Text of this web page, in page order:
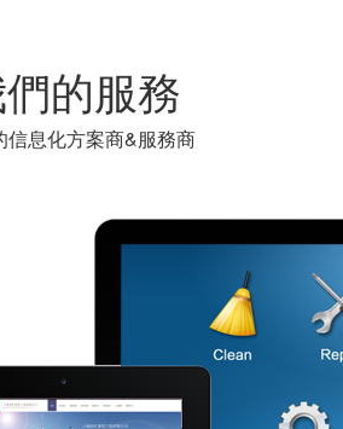
的服務
信息化方案商&服務商